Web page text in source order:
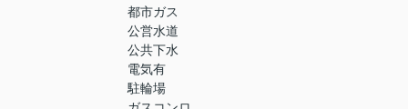
都市ガス
公営水道
公共下水
電気有
駐輪場